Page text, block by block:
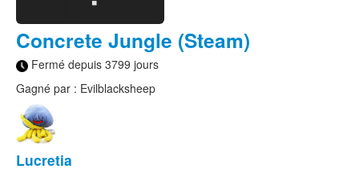
Concrete Jungle (Steam)
Fermé depuis 3799 jours
Gagné par : Evilblacksheep
Lucretia